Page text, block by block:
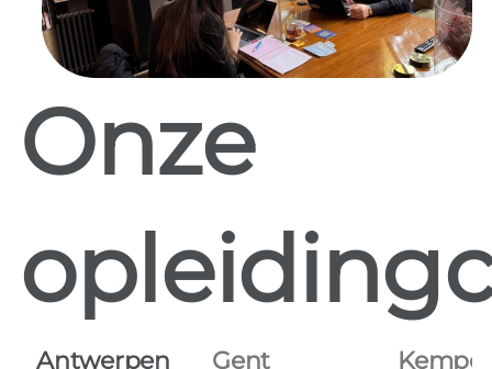
Onze
Antwerpen Gent